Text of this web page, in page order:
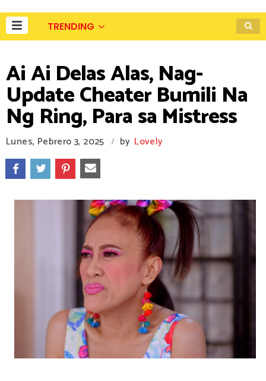
TRENDING
Ai Ai Delas Alas, Nag-
Update Cheater Bumili Na
Ng Ring, Para sa Mistress
Lunes, Pebrero 3, 2025 / by Lovely